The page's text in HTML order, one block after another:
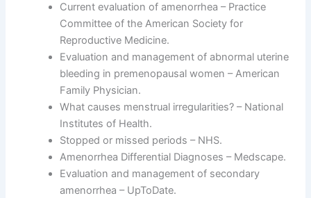
Current evaluation of amenorrhea – Practice
Committee of the American Society for
Reproductive Medicine.
Evaluation and management of abnormal uterine
bleeding in premenopausal women – American
Family Physician.
What causes menstrual irregularities? – National
Institutes of Health.
Stopped or missed periods – NHS.
Amenorrhea Differential Diagnoses – Medscape.
Evaluation and management of secondary
amenorrhea – UpToDate.